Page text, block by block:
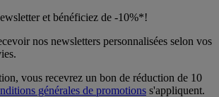
et bénéficiez de -10%*!
nos newsletters personnalisées selon vos
vous recevrez un bon de réduction de 10
générales de promotions s'appliquent.